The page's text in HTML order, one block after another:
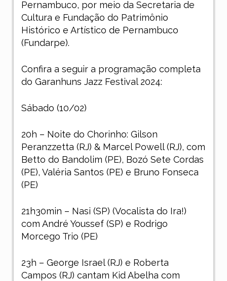
Pernambuco, por meio da Secretaria de
Cultura e Fundação do Patrimônio
Histórico e Artístico de Pernambuco
(Fundarpe).
Confira a seguir a programação completa
do Garanhuns Jazz Festival 2024:
Sábado (10/02)
20h – Noite do Chorinho: Gilson
Peranzzetta (RJ) & Marcel Powell (RJ), com
Betto do Bandolim (PE), Bozó Sete Cordas
(PE), Valéria Santos (PE) e Bruno Fonseca
(PE)
21h30min – Nasi (SP) (Vocalista do Ira!)
com André Youssef (SP) e Rodrigo
Morcego Trio (PE)
23h – George Israel (RJ) e Roberta
Campos (RJ) cantam Kid Abelha com